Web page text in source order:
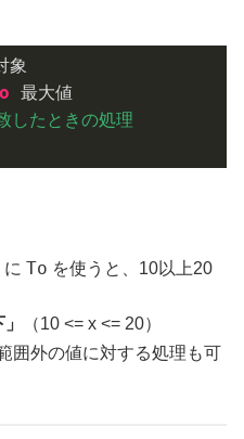
象
最大値
たときの処理
にTo を使うと、10以上20
（10 <= x <= 20）
囲外の値に対する処理も可